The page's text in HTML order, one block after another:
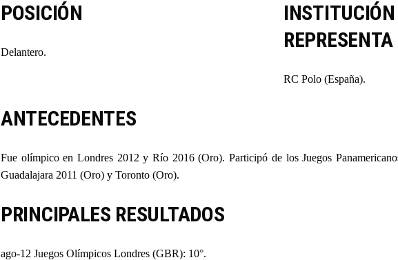
POSICIÓN
Delantero.
INSTITUCIÓN
REPRESENTA
RC Polo (España).
ANTECEDENTES
Fue olímpico en Londres 2012 y Río 2016 (Oro). Participó de los Juegos
Guadalajara 2011 (Oro) y Toronto (Oro).
PRINCIPALES RESULTADOS
ago-12 Juegos Olímpicos Londres (GBR): 10°.